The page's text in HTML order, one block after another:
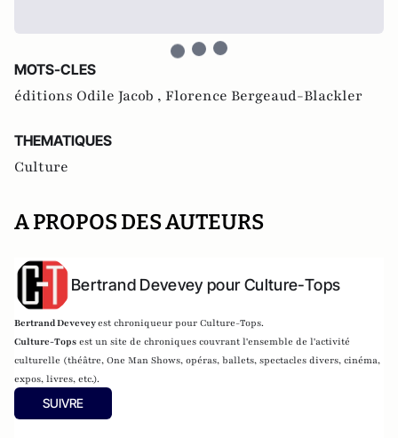
MOTS-CLES
éditions Odile Jacob , Florence Bergeaud-Blackler
THEMATIQUES
Culture
A PROPOS DES AUTEURS
Bertrand Devevey pour Culture-Tops
Bertrand Deveveyest chroniqueur pour Culture-Tops.
Culture-Tops est un site de chroniques couvrant l'ensemble de l'activité
culturelle (théâtre, One Man Shows, opéras, ballets, spectacles divers, cinéma,
expos, livres, etc.).
SUIVRE